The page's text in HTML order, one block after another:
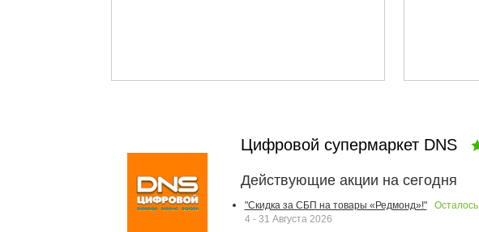
Цифровой супермаркет DNS
Действующие акции на сегодня
"Скидка за СБП на товары «Редмонд»!" Осталось
4 - 31 Августа 2026